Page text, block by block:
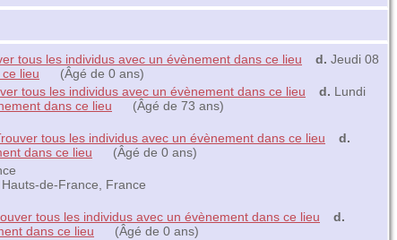
d. Jeudi 08
(Âgé de 0 ans)
d. Lundi
(Âgé de 73 ans)
d.
(Âgé de 0 ans)
de-France, France
d.
(Âgé de 0 ans)